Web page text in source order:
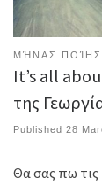
ΜΉΝΑΣ
It’s all
της
Published 28
Θα σας πω τις